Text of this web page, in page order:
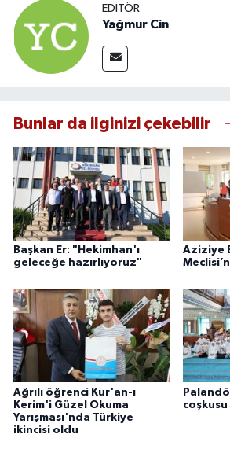
EDITÖR
Yağmur Cin
Bunlar da ilginizi çekebilir
Başkan Er: "Hekimhan'ı
geleceğe hazırlıyoruz"
Aziziye
Ağrılı öğrenci Kur'an-ı
Kerim'i Güzel Okuma
Yarışması'nda Türkiye
ikincisi oldu
coşkusu